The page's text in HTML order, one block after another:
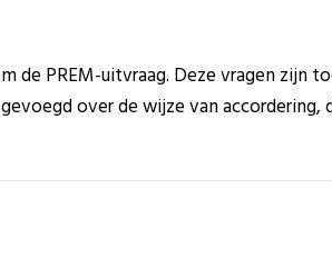
de PREM-uitvraag. Deze vragen zijn
over de wijze van